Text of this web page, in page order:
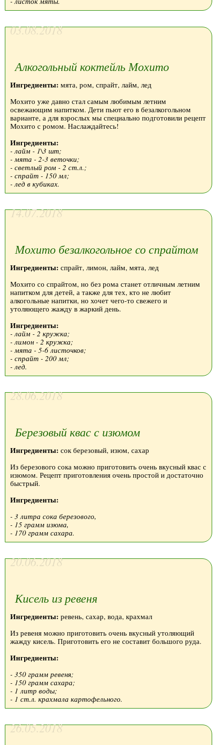
03.08.2018
Алкогольный коктейль Мохито
Ингредиенты: мята, ром, спрайт, лайм, лед
Мохито уже давно стал самым любимым летним
освежающим напитком. Дети пьют его в безалкогольном
варианте, а для взрослых мы специально подготовили рецепт
Мохито с ромом. Наслаждайтесь!
Ингредиенты:
- лайм - 1\3 шт;
- мята - 2-3 веточки;
- светлый ром - 2 ст.л.;
- спрайт - 150 мл;
- лед в кубиках.
14.07.2018
Мохито безалкогольное со спрайтом
Ингредиенты: спрайт, лимон, лайм, мята, лед
Мохито со спрайтом, но без рома станет отличным летним
напитком для детей, а также для тех, кто не любит
алкогольные напитки, но хочет чего-то свежего и
утоляющего жажду в жаркий день.
Ингредиенты:
- лайм - 2 кружка;
- лимон - 2 кружка;
- мята - 5-6 листочков;
- спрайт - 200 мл;
- лед.
28.06.2018
Березовый квас с изюмом
Ингредиенты: сок березовый, изюм, сахар
Из березового сока можно приготовить очень вкусный квас с
изюмом. Рецепт приготовления очень простой и достаточно
быстрый.
Ингредиенты:
- 3 литра сока березового,
- 15 грамм изюма,
- 170 грамм сахара.
20.06.2018
Кисель из ревеня
Ингредиенты: ревень, сахар, вода, крахмал
Из ревеня можно приготовить очень вкусный утоляющий
жажду кисель. Приготовить его не составит большого руда.
Ингредиенты:
- 350 грамм ревеня;
- 150 грамм сахара;
- 1 литр воды;
- 1 ст.л. крахмала картофельного.
26.05.2018